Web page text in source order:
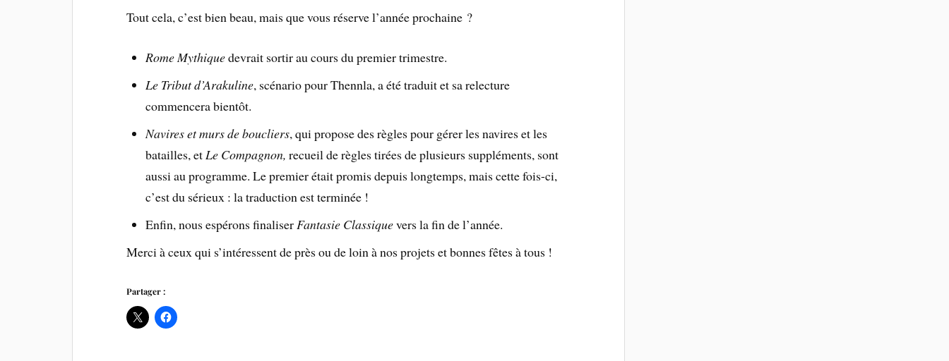
Tout cela, c’est bien beau, mais que vous réserve l’année prochaine ?
Rome Mythiquedevrait sortir au cours du premier trimestre.
Le Tribut d’Arakuline, scénario pour Thennla, a été traduit et sa relecture
commencera bientôt.
Navires et murs de boucliers, qui propose des règles pour gérer les navires et les
batailles, etLe Compagnon, recueil de règles tirées de plusieurs suppléments, sont
aussi au programme. Le premier était promis depuis longtemps, mais cette fois-ci,
c’est du sérieux : la traduction est terminée !
Enfin, nous espérons finaliserFantasie Classiquevers la fin de l’année.
Merci à ceux qui s’intéressent de près ou de loin à nos projets et bonnes fêtes à tous !
Partager :